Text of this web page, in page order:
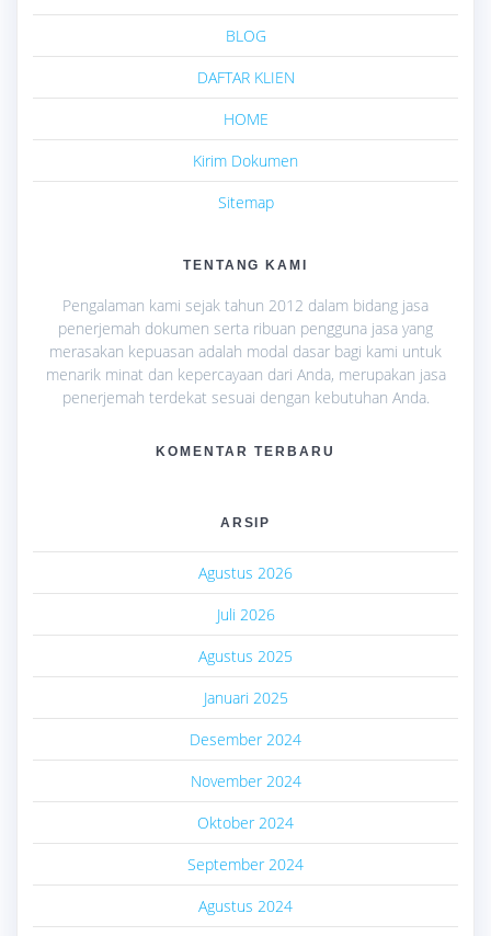
BLOG
DAFTAR KLIEN
HOME
Kirim Dokumen
Sitemap
TENTANG KAMI
Pengalaman kami sejak tahun 2012 dalam bidang jasa
penerjemah dokumen serta ribuan pengguna jasa yang
merasakan kepuasan adalah modal dasar bagi kami untuk
menarik minat dan kepercayaan dari Anda, merupakan jasa
penerjemah terdekat sesuai dengan kebutuhan Anda.
KOMENTAR TERBARU
ARSIP
Agustus 2026
Juli 2026
Agustus 2025
Januari 2025
Desember 2024
November 2024
Oktober 2024
September 2024
Agustus 2024